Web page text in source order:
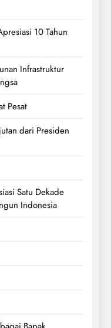
10 Tahun
Infrastruktur
Pesat
dari Presiden
Satu Dekade
Indonesia